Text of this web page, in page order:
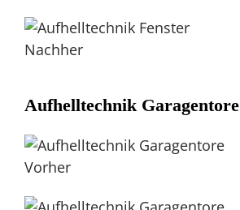
Nachher
Aufhelltechnik Garagentore
Vorher